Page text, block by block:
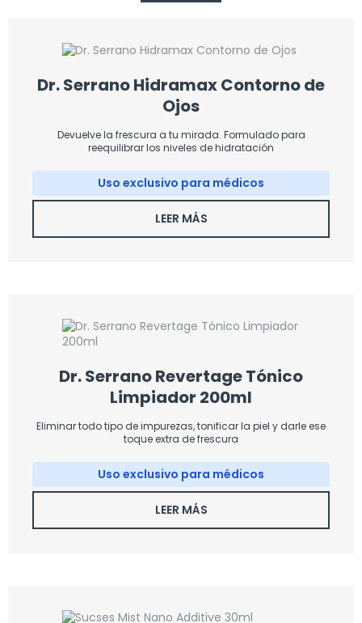
Dr. Serrano Hidramax Contorno de
Ojos
Devuelve la frescura a tu mirada. Formulado para
reequilibrar los niveles de hidratación
Uso exclusivo para médicos
LEER MÁS
Dr. Serrano Revertage Tónico
Limpiador 200ml
Eliminar todo tipo de impurezas, tonificar la piel y darle ese
toque extra de frescura
Uso exclusivo para médicos
LEER MÁS